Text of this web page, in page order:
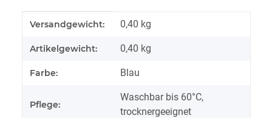
Produkteigenschaft
Wert
Versandgewicht: 0,40 kg
Artikelgewicht: 0,40 kg
Farbe: Blau
Pflege:
Waschbar bis 60°C,
trocknergeeignet